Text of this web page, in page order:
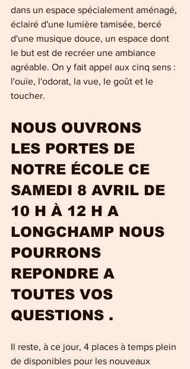
dans un espace spécialement aménagé,
éclairé d'une lumière tamisée, bercé
d'une musique douce, un espace dont
le but est de recréer une ambiance
agréable. On y fait appel aux cinq sens :
l'ouïe, l'odorat, la vue, le goût et le
toucher.
NOUS OUVRONS
LES PORTES DE
NOTRE ÉCOLE CE
SAMEDI 8 AVRIL DE
10 H À 12 H A
LONGCHAMP NOUS
POURRONS
REPONDRE A
TOUTES VOS
QUESTIONS .
Il reste, à ce jour, 4 places à temps plein
de disponibles pour les nouveaux